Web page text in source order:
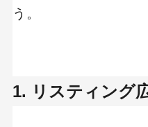
う。
1. リスティング